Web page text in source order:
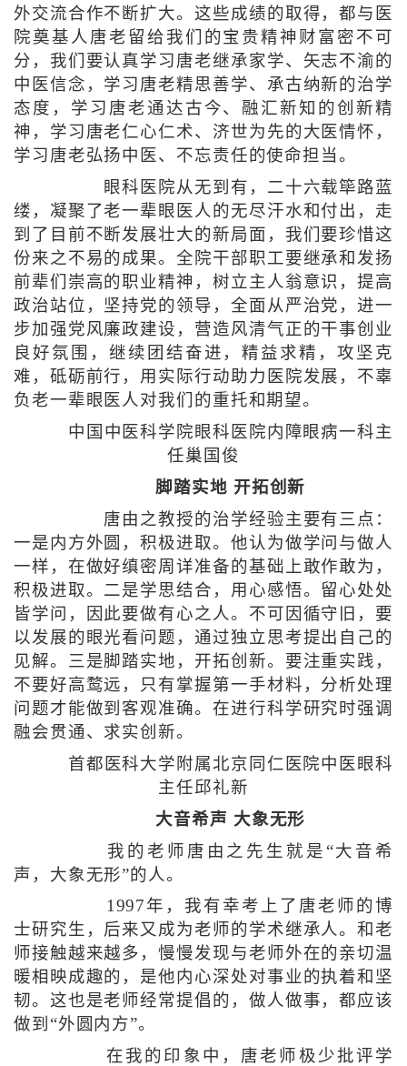
外交流合作不断扩大。这些成绩的取得，都与医
院奠基人唐老留给我们的宝贵精神财富密不可
分，我们要认真学习唐老继承家学、矢志不渝的
中医信念，学习唐老精思善学、承古纳新的治学
态度，学习唐老通达古今、融汇新知的创新精
神，学习唐老仁心仁术、济世为先的大医情怀，
学习唐老弘扬中医、不忘责任的使命担当。
眼科医院从无到有，二十六载筚路蓝
缕，凝聚了老一辈眼医人的无尽汗水和付出，走
到了目前不断发展壮大的新局面，我们要珍惜这
份来之不易的成果。全院干部职工要继承和发扬
前辈们崇高的职业精神，树立主人翁意识，提高
政治站位，坚持党的领导，全面从严治党，进一
步加强党风廉政建设，营造风清气正的干事创业
良好氛围，继续团结奋进，精益求精，攻坚克
难，砥砺前行，用实际行动助力医院发展，不辜
负老一辈眼医人对我们的重托和期望。
中国中医科学院眼科医院内障眼病一科主
任巢国俊
脚踏实地 开拓创新
唐由之教授的治学经验主要有三点：
一是内方外圆，积极进取。他认为做学问与做人
一样，在做好缜密周详准备的基础上敢作敢为，
积极进取。二是学思结合，用心感悟。留心处处
皆学问，因此要做有心之人。不可因循守旧，要
以发展的眼光看问题，通过独立思考提出自己的
见解。三是脚踏实地，开拓创新。要注重实践，
不要好高鹜远，只有掌握第一手材料，分析处理
问题才能做到客观准确。在进行科学研究时强调
融会贯通、求实创新。
首都医科大学附属北京同仁医院中医眼科
主任邱礼新
大音希声 大象无形
我的老师唐由之先生就是“大音希
声，大象无形”的人。
1997年，我有幸考上了唐老师的博
士研究生，后来又成为老师的学术继承人。和老
师接触越来越多，慢慢发现与老师外在的亲切温
暖相映成趣的，是他内心深处对事业的执着和坚
韧。这也是老师经常提倡的，做人做事，都应该
做到“外圆内方”。
在我的印象中，唐老师极少批评学